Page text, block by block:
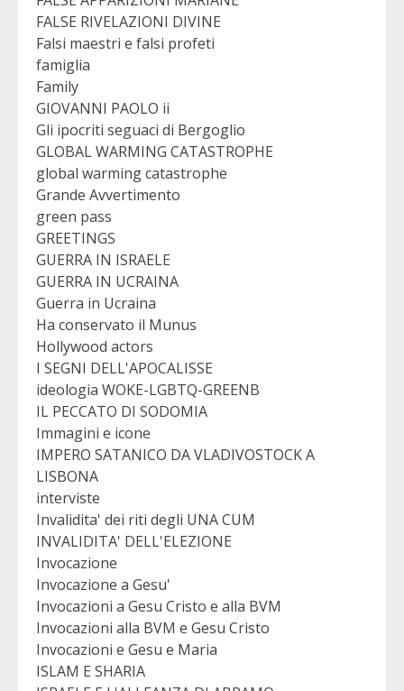
FALSE RIVELAZIONI DIVINE
Falsi maestri e falsi profeti
famiglia
Family
GIOVANNI PAOLO ii
Gli ipocriti seguaci di Bergoglio
GLOBAL WARMING CATASTROPHE
global warming catastrophe
Grande Avvertimento
green pass
GREETINGS
GUERRA IN ISRAELE
GUERRA IN UCRAINA
Guerra in Ucraina
Ha conservato il Munus
Hollywood actors
I SEGNI DELL'APOCALISSE
ideologia WOKE-LGBTQ-GREENB
IL PECCATO DI SODOMIA
Immagini e icone
IMPERO SATANICO DA VLADIVOSTOCK A
LISBONA
interviste
Invalidita' dei riti degli UNA CUM
INVALIDITA' DELL'ELEZIONE
Invocazione
Invocazione a Gesu'
Invocazioni a Gesu Cristo e alla BVM
Invocazioni alla BVM e Gesu Cristo
Invocazioni e Gesu e Maria
ISLAM E SHARIA